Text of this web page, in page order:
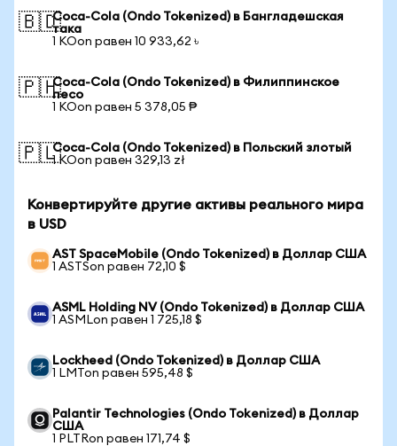
🇧🇩Coca-Cola (Ondo Tokenized) в Бангладешская
така
1 KOon равен 10 933,62 ৳
🇵🇭Coca-Cola (Ondo Tokenized) в Филиппинское
песо
1 KOon равен 5 378,05 ₱
🇵🇱Coca-Cola (Ondo Tokenized) в Польский злотый
1 KOon равен 329,13 zł
Конвертируйте другие активы реального мира
в USD
AST SpaceMobile (Ondo Tokenized) в Доллар США
1 ASTSon равен 72,10 $
ASML Holding NV (Ondo Tokenized) в Доллар США
1 ASMLon равен 1 725,18 $
Lockheed (Ondo Tokenized) в Доллар США
1 LMTon равен 595,48 $
Palantir Technologies (Ondo Tokenized) в Доллар
США
1 PLTRon равен 171,74 $